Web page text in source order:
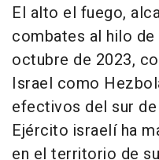
El alto el fuego,
combates al hilo
octubre de 2023,
Israel como
efectivos del sur
Ejército israelí ha
en el territorio de